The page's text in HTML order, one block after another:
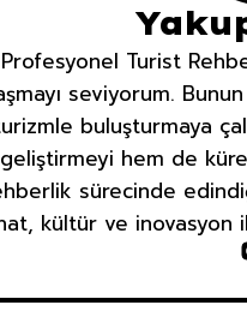
Turist
seviyorum.
buluşturmaya
hem de
sürecinde
kültür ve